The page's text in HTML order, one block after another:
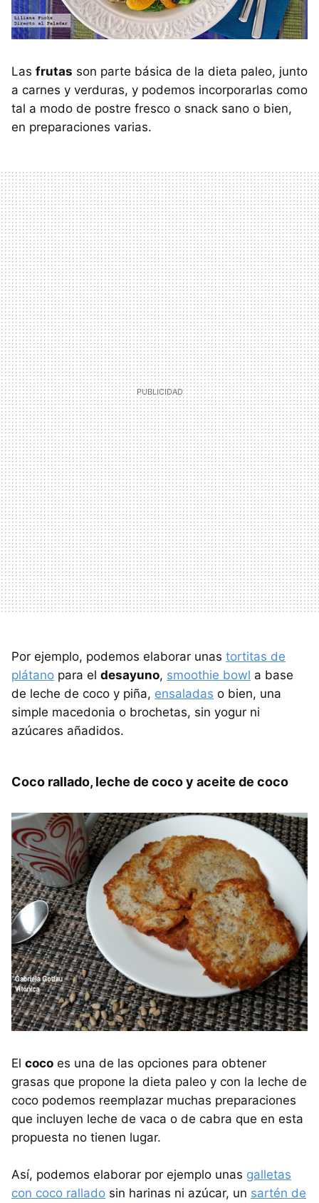
Las frutas son parte básica de la dieta paleo, junto
a carnes y verduras, y podemos incorporarlas como
tal a modo de postre fresco o snack sano o bien,
en preparaciones varias.
Por ejemplo, podemos elaborar unas tortitas de
plátano para el desayuno, smoothie bowl a base
de leche de coco y piña, ensaladas o bien, una
simple macedonia o brochetas, sin yogur ni
azúcares añadidos.
Coco rallado, leche de coco y aceite de coco
El coco es una de las opciones para obtener
grasas que propone la dieta paleo y con la leche de
coco podemos reemplazar muchas preparaciones
que incluyen leche de vaca o de cabra que en esta
propuesta no tienen lugar.
Así, podemos elaborar por ejemplo unas galletas
con coco rallado sin harinas ni azúcar, un sartén de